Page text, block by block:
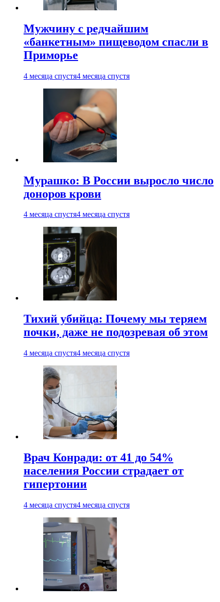
Мужчину с редчайшим
«банкетным» пищеводом спасли в
Приморье
4 месяца спустя4 месяца спустя
Мурашко: В России выросло число
доноров крови
4 месяца спустя4 месяца спустя
Тихий убийца: Почему мы теряем
почки, даже не подозревая об этом
4 месяца спустя4 месяца спустя
Врач Конради: от 41 до 54%
населения России страдает от
гипертонии
4 месяца спустя4 месяца спустя